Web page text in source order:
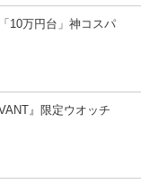
10万円台」神コスパ
』限定ウオッチ